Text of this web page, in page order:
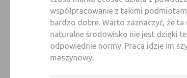
współpracowanie z takimi
bardzo dobre. Warto zaznaczyć, że
naturalne środowisko nie jest dzięki
odpowiednie normy. Praca idzie im
maszynowy.